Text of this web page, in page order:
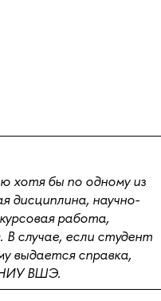
бы по одному из
дисциплина, научно-
работа,
В случае, если студент
выдается справка,
НИУ ВШЭ.